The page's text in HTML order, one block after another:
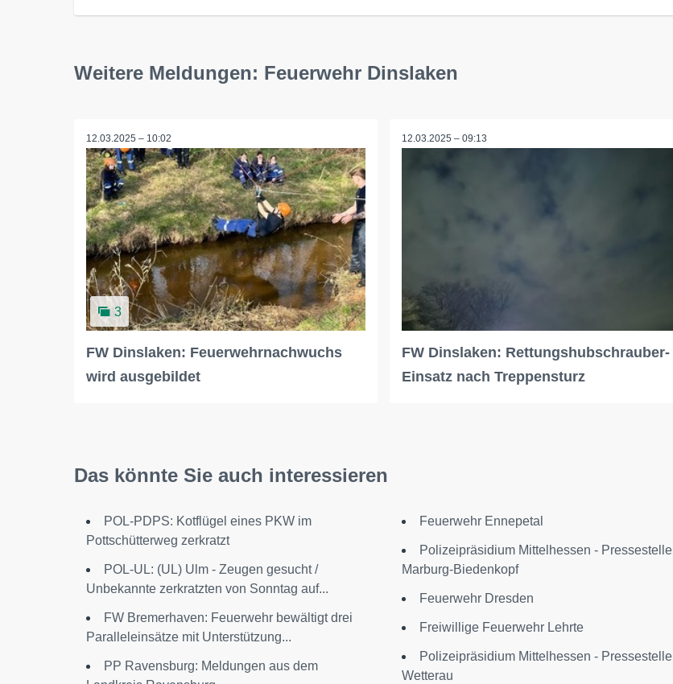
Weitere Meldungen: Feuerwehr Dinslaken
12.03.2025 – 10:02
3
FW Dinslaken: Feuerwehrnachwuchs
wird ausgebildet
12.03.2025 – 09:13
FW Dinslaken: Rettungshubschrauber-
Einsatz nach Treppensturz
Das könnte Sie auch interessieren
POL-PDPS: Kotflügel eines PKW im
Pottschütterweg zerkratzt
POL-UL: (UL) Ulm - Zeugen gesucht /
Unbekannte zerkratzten von Sonntag auf...
FW Bremerhaven: Feuerwehr bewältigt drei
Paralleleinsätze mit Unterstützung...
PP Ravensburg: Meldungen aus dem
Feuerwehr Ennepetal
Polizeipräsidium Mittelhessen - Pressestelle
Marburg-Biedenkopf
Feuerwehr Dresden
Freiwillige Feuerwehr Lehrte
Polizeipräsidium Mittelhessen - Pressestelle
Wetterau